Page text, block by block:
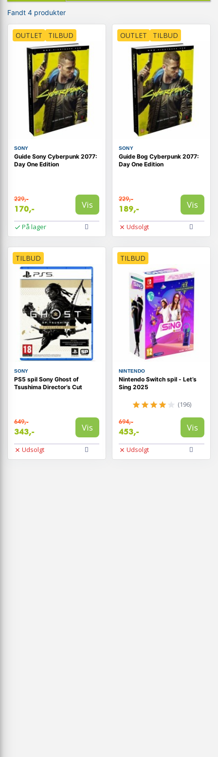
Fandt 4 produkter
OUTLET TILBUD
SONY
Guide Sony Cyberpunk 2077:
Day One Edition
229,-
170,- Vis
På lager
OUTLET TILBUD
SONY
Guide Bog Cyberpunk 2077:
Day One Edition
229,-
189,- Vis
Udsolgt
TILBUD
SONY
PS5 spil Sony Ghost of
Tsushima Director’s Cut
649,-
343,- Vis
Udsolgt
TILBUD
NINTENDO
Nintendo Switch spil - Let’s
Sing 2025
(196)
694,-
453,- Vis
Udsolgt